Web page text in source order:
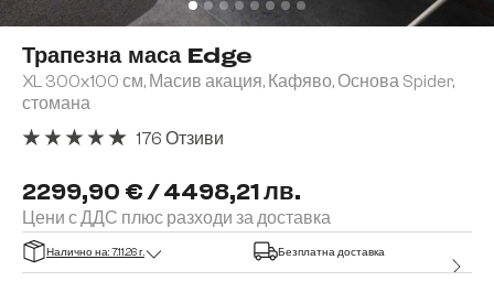
Трапезна маса Edge
XL 300x100 см, Масив акация, Кафяво, Основа Spider,
стомана
2299,90 € / 4498,21 лв.
Цени с ДДС плюс разходи за доставка
176 Отзиви
Налично на: 7.11.26 г. Безплатна доставка